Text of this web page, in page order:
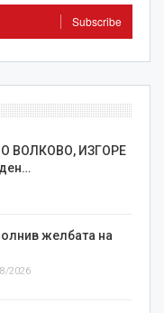
Subscribe
ВОЛКОВО, ИЗГОРЕ
желбата на
2026